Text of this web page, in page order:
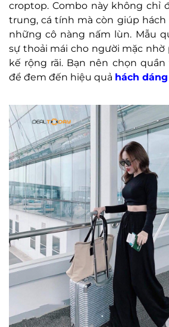
croptop. Combo này không chỉ
trung, cá tính mà còn giúp
những cô nàng nấm lùn. Mẫu
sự thoải mái cho người mặc
kế rộng rãi. Bạn nên chọn
để đem đến hiệu quả hách